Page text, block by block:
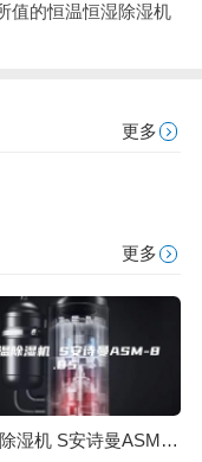
值的恒温恒湿除湿机
更多
更多
升高温除湿机 S安诗曼ASM-8.85